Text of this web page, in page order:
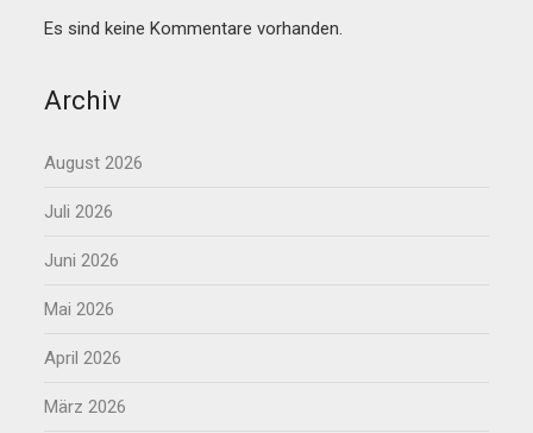
Es sind keine Kommentare vorhanden.
Archiv
August 2026
Juli 2026
Juni 2026
Mai 2026
April 2026
März 2026